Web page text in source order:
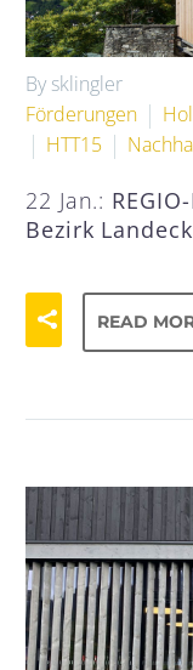
By sklingler
Förderungen
HTT15
22 Jan.:
Bezirk Landeck
READ